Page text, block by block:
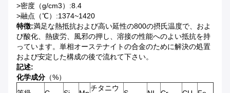
>密度（g/cm3）:8.4
>融点（℃）:1374~1420
特徴:満足な熱抵抗および高い延性の800の摂氏温度で、およ
び酸化、熱疲労、風邪の押し、溶接の性能へのよい抵抗を持
っています。単相オーステナイトの合金のために解決の処置
および安定した構成の後で流れて下さい。
記述:
化学成分 （%）
チタニウ